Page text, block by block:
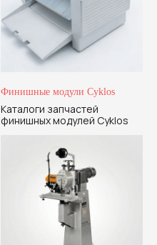
Финишные модули Cyklos
Каталоги запчастей
финишных модулей Cyklos